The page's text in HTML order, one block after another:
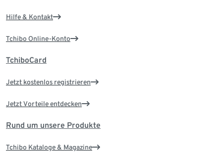
Hilfe & Kontakt
Tchibo Online-Konto
TchiboCard
Jetzt kostenlos registrieren
Jetzt Vorteile entdecken
Rund um unsere Produkte
Tchibo Kataloge & Magazine